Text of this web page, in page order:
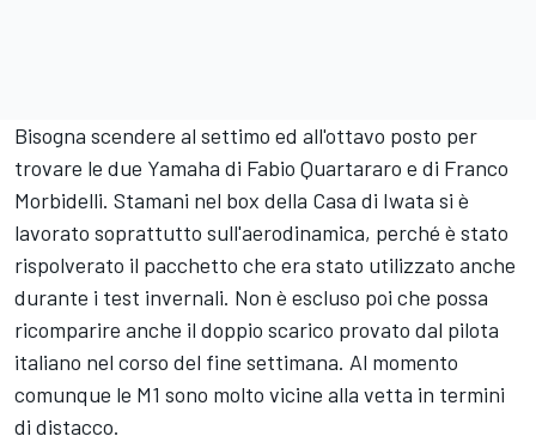
Bisogna scendere al settimo ed all'ottavo posto per
trovare le due Yamaha di Fabio Quartararo e di Franco
Morbidelli. Stamani nel box della Casa di Iwata si è
lavorato soprattutto sull'aerodinamica, perché è stato
rispolverato il pacchetto che era stato utilizzato anche
durante i test invernali. Non è escluso poi che possa
ricomparire anche il doppio scarico provato dal pilota
italiano nel corso del fine settimana. Al momento
comunque le M1 sono molto vicine alla vetta in termini
di distacco.